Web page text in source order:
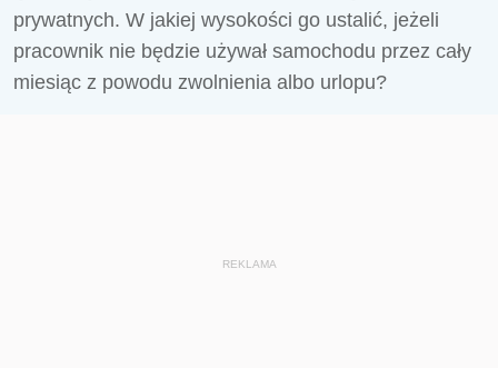
prywatnych. W jakiej wysokości go ustalić, jeżeli
pracownik nie będzie używał samochodu przez cały
miesiąc z powodu zwolnienia albo urlopu?
REKLAMA